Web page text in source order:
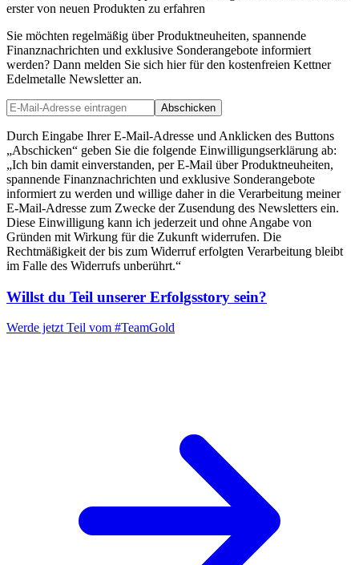
erster von neuen Produkten zu erfahren
Sie möchten regelmäßig über Produktneuheiten, spannende
Finanznachrichten und exklusive Sonderangebote informiert
werden? Dann melden Sie sich hier für den kostenfreien Kettner
Edelmetalle Newsletter an.
Abschicken
Durch Eingabe Ihrer E-Mail-Adresse und Anklicken des Buttons
„Abschicken“ geben Sie die folgende Einwilligungserklärung ab:
„Ich bin damit einverstanden, per E-Mail über Produktneuheiten,
spannende Finanznachrichten und exklusive Sonderangebote
informiert zu werden und willige daher in die Verarbeitung meiner
E-Mail-Adresse zum Zwecke der Zusendung des Newsletters ein.
Diese Einwilligung kann ich jederzeit und ohne Angabe von
Gründen mit Wirkung für die Zukunft widerrufen. Die
Rechtmäßigkeit der bis zum Widerruf erfolgten Verarbeitung bleibt
im Falle des Widerrufs unberührt.“
Willst du Teil unserer Erfolgsstory sein?
Werde jetzt Teil vom #TeamGold